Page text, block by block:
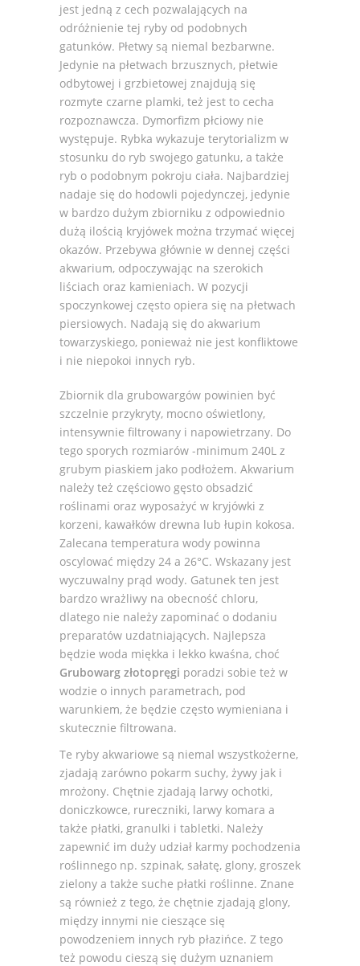
jest jedną z cech pozwalających na
odróżnienie tej ryby od podobnych
gatunków. Płetwy są niemal bezbarwne.
Jedynie na płetwach brzusznych, płetwie
odbytowej i grzbietowej znajdują się
rozmyte czarne plamki, też jest to cecha
rozpoznawcza. Dymorfizm płciowy nie
występuje. Rybka wykazuje terytorializm w
stosunku do ryb swojego gatunku, a także
ryb o podobnym pokroju ciała. Najbardziej
nadaje się do hodowli pojedynczej, jedynie
w bardzo dużym zbiorniku z odpowiednio
dużą ilością kryjówek można trzymać więcej
okazów. Przebywa głównie w dennej części
akwarium, odpoczywając na szerokich
liściach oraz kamieniach. W pozycji
spoczynkowej często opiera się na płetwach
piersiowych. Nadają się do akwarium
towarzyskiego, ponieważ nie jest konfliktowe
i nie niepokoi innych ryb.
Zbiornik dla grubowargów powinien być
szczelnie przykryty, mocno oświetlony,
intensywnie filtrowany i napowietrzany. Do
tego sporych rozmiarów -minimum 240L z
grubym piaskiem jako podłożem. Akwarium
należy też częściowo gęsto obsadzić
roślinami oraz wyposażyć w kryjówki z
korzeni, kawałków drewna lub łupin kokosa.
Zalecana temperatura wody powinna
oscylować między 24 a 26°C. Wskazany jest
wyczuwalny prąd wody. Gatunek ten jest
bardzo wrażliwy na obecność chloru,
dlatego nie należy zapominać o dodaniu
preparatów uzdatniających. Najlepsza
będzie woda miękka i lekko kwaśna, choć
Grubowarg złotopręgi poradzi sobie też w
wodzie o innych parametrach, pod
warunkiem, że będzie często wymieniana i
skutecznie filtrowana.
Te ryby akwariowe są niemal wszystkożerne,
zjadają zarówno pokarm suchy, żywy jak i
mrożony. Chętnie zjadają larwy ochotki,
doniczkowce, rureczniki, larwy komara a
także płatki, granulki i tabletki. Należy
zapewnić im duży udział karmy pochodzenia
roślinnego np. szpinak, sałatę, glony, groszek
zielony a także suche płatki roślinne. Znane
są również z tego, że chętnie zjadają glony,
między innymi nie cieszące się
powodzeniem innych ryb płazińce. Z tego
też powodu cieszą się dużym uznaniem